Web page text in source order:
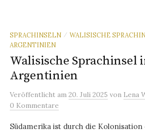
SPRACHINSELN / WALISISCHE
ARGENTINIEN
Walisische Sprachinsel
Argentinien
Veröffentlicht am 20. Juli 2025 von Lena
0 Kommentare
Südamerika ist durch die